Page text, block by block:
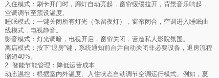
入住模式：刷卡开门时，廊灯自动亮起，窗帘缓缓拉开，背景音乐响起，
空调调节至预设温度。
睡眠模式：一键关闭所有灯光（保留夜灯），窗帘闭合，空调进入睡眠曲
线模式，电视静音。
影音模式：灯光调暗，电视开启，窗帘关闭，营造私人影院氛围。
离店模式：按下“退房”键，系统通知前台并自动关闭非必要设备，退房流程
缩短40%。
2. 智能节能管理：降低运营成本
动态温控：根据室内外温度、入住状态自动调节空调运行模式。例如，夏